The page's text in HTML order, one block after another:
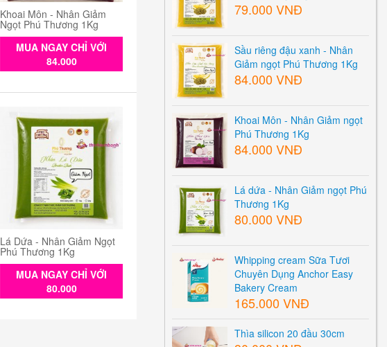
Khoai Môn - Nhân Giảm
Ngọt Phú Thương 1Kg
MUA NGAY CHỈ VỚI
84.000
Lá Dứa - Nhân Giảm Ngọt
Phú Thương 1Kg
MUA NGAY CHỈ VỚI
80.000
79.000 VNĐ
Sầu riêng đậu xanh - Nhân
Giảm ngọt Phú Thương 1Kg
84.000 VNĐ
Khoai Môn - Nhân Giảm ngọt
Phú Thương 1Kg
84.000 VNĐ
Lá dứa - Nhân Giảm ngọt Phú
Thương 1Kg
80.000 VNĐ
Whipping cream Sữa Tươi
Chuyên Dụng Anchor Easy
Bakery Cream
165.000 VNĐ
Thìa silicon 20 đầu 30cm